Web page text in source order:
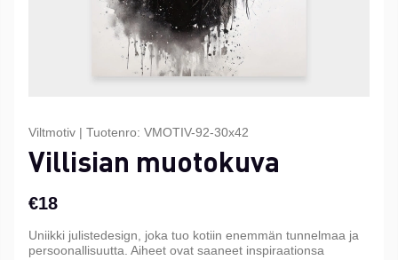
Viltmotiv | Tuotenro: VMOTIV-92-30x42
Villisian muotokuva
€18
Uniikki julistedesign, joka tuo kotiin enemmän tunnelmaa ja
persoonallisuutta. Aiheet ovat saaneet inspiraationsa